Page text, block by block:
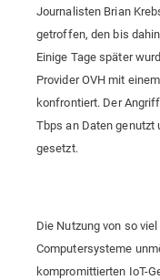
Journalisten Brian
getroffen, den bis
Einige Tage später
Provider OVH mit
konfrontiert. Der
Tbps an Daten genutzt
gesetzt.
Die Nutzung von so
Computersysteme
kompromittierten IoT-